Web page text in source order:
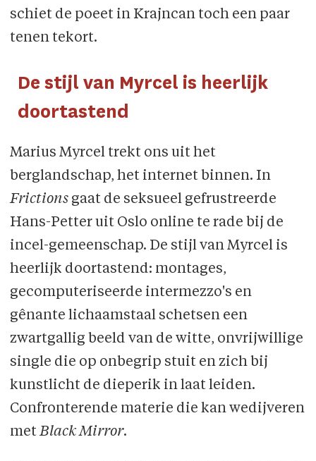
schiet de poeet in Krajncan toch een paar
tenen tekort.
De stijl van Myrcel is heerlijk
doortastend
Marius Myrcel trekt ons uit het
berglandschap, het internet binnen. In
Frictions gaat de seksueel gefrustreerde
Hans-Petter uit Oslo online te rade bij de
incel-gemeenschap. De stijl van Myrcel is
heerlijk doortastend: montages,
gecomputeriseerde intermezzo's en
gênante lichaamstaal schetsen een
zwartgallig beeld van de witte, onvrijwillige
single die op onbegrip stuit en zich bij
kunstlicht de dieperik in laat leiden.
Confronterende materie die kan wedijveren
metBlack Mirror.